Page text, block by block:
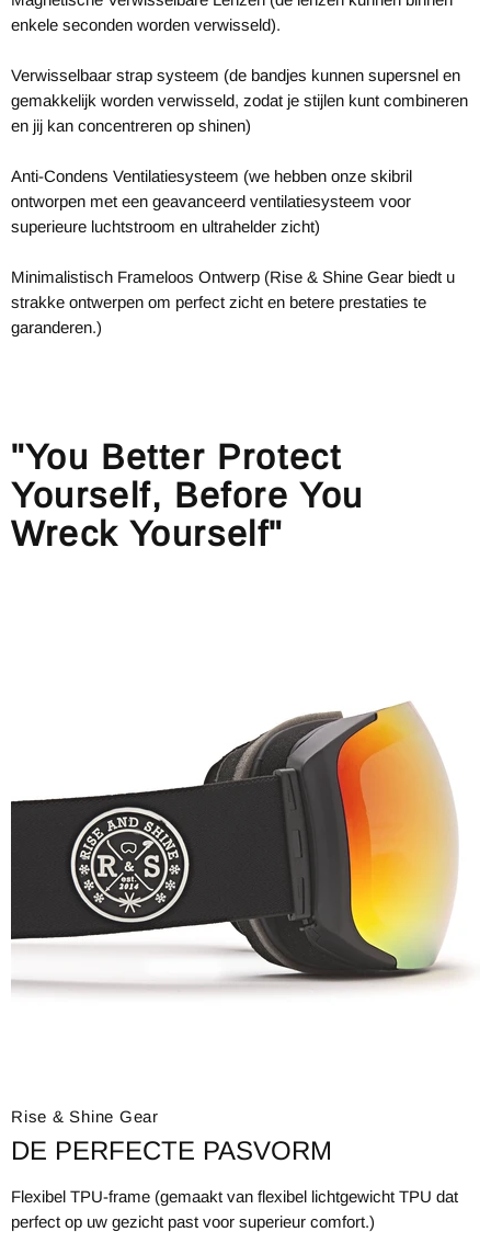
enkele seconden worden verwisseld).
Verwisselbaar strap systeem (de bandjes kunnen supersnel en
gemakkelijk worden verwisseld, zodat je stijlen kunt combineren
en jij kan concentreren op shinen)
Anti-Condens Ventilatiesysteem (we hebben onze skibril
ontworpen met een geavanceerd ventilatiesysteem voor
superieure luchtstroom en ultrahelder zicht)
Minimalistisch Frameloos Ontwerp (Rise & Shine Gear biedt u
strakke ontwerpen om perfect zicht en betere prestaties te
garanderen.)
"You Better Protect
Yourself, Before You
Wreck Yourself"
Rise & Shine Gear
DE PERFECTE PASVORM
Flexibel TPU-frame (gemaakt van flexibel lichtgewicht TPU dat
perfect op uw gezicht past voor superieur comfort.)